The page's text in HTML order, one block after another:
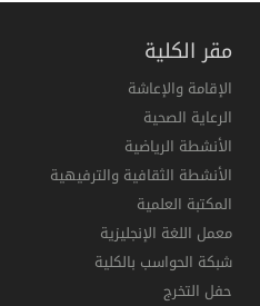
مقر الكلية
الإقامة والإعاشة
الرعاية الصحية
الأنشطة الرياضية
الأنشطة الثقافية والترفيهية
المكتبة العلمية
معمل اللغة الإنجليزية
شبكة الحواسب بالكلية
حفل التخرج